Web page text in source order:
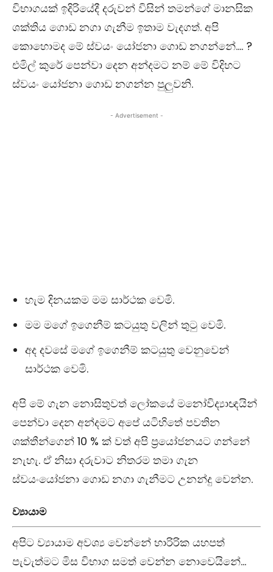
විභාගයක් ඉදිරියේදී දරුවන් විසින් තමන්ගේ මානසික
ශක්තිය ‍ගොඩ නගා ගැනීම ඉතාම වැදගත්. අපි
කොහොමද මේ ස්වයං යෝජනා ගොඩ නගන්නේ…. ?
එමිල් කුරේ පෙන්වා දෙන අන්දමට නම් මේ විදිහට
ස්වයං යෝජනා ගොඩ නගන්න පුලුවනි.
- Advertisement -
හැම දිනයකම මම සාර්ථක වෙමි.
මම මගේ ඉගෙනීම් කටයුතු වලින් තුටු වෙමි.
අද දවසේ මගේ ඉගෙනීම් කටයුතු වෙනුවෙන්
සාර්ථක වෙමි.
අපි මේ ගැන නොසිතුවත් ලෝකයේ මනෝවිද්‍යාඥයින්
පෙන්වා දෙන අන්දමට අපේ යටිහිතේ පවතින
ශක්තීන්ගෙන් 10 % ක් වත් අපි ප්‍රයෝජනයට ගන්නේ
නැහැ. ඒ නිසා දරුවාට නිතරම තමා ගැන
ස්වයංයෝජනා ගොඩ නගා ගැනීමට උනන්දු වෙන්න.
ව්‍යායාම
අපිට ව්‍යායාම අවශ්‍ය වෙන්නේ හාරිරික යහපත්
පැවැත්මට මිස විභාග සමත් වෙන්න නොවෙයිනේ…